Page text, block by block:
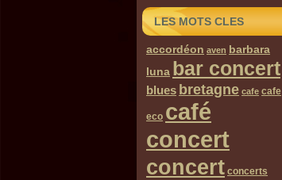
LES MOTS CLES
accordéon aven barbara
luna bar concert
blues bretagne cafe cafe
eco café
concert
concert concerts